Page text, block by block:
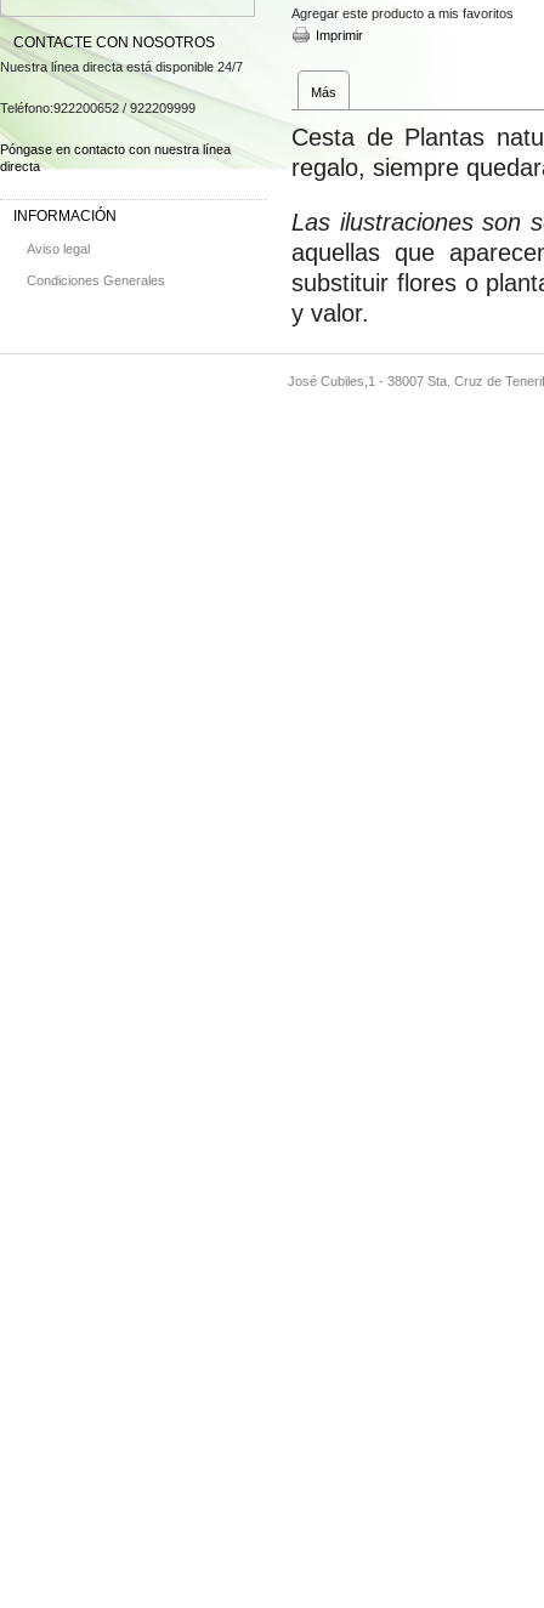
CONTACTE CON NOSOTROS
Nuestra línea directa está disponible 24/7
Teléfono:922200652 / 922209999
Póngase en contacto con nuestra línea
directa
INFORMACIÓN
Aviso legal
Condiciones Generales
Agregar este producto a mis favoritos
Imprimir
Más
Cesta de Plantas
regalo, siempre
Las ilustraciones son
aquellas que
substituir flores o
y valor.
José Cubiles,1 - 38007 Sta. Cruz de